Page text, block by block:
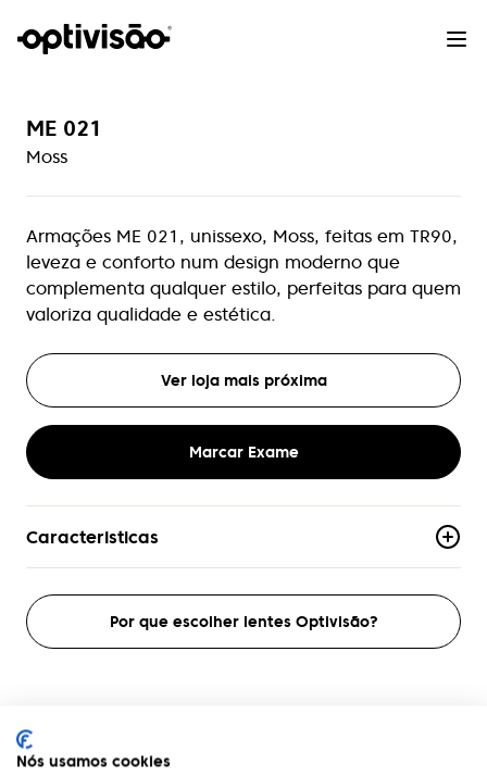
ME 021
Moss
Armações ME 021, unissexo, Moss, feitas em TR90,
leveza e conforto num design moderno que
complementa qualquer estilo, perfeitas para quem
valoriza qualidade e estética.
Ver loja mais próxima
Marcar Exame
Caracteristicas
Acetato
Armacao
Quadrado
Por que escolher lentes Optivisão?
A Optivisão
Nós usamos cookies